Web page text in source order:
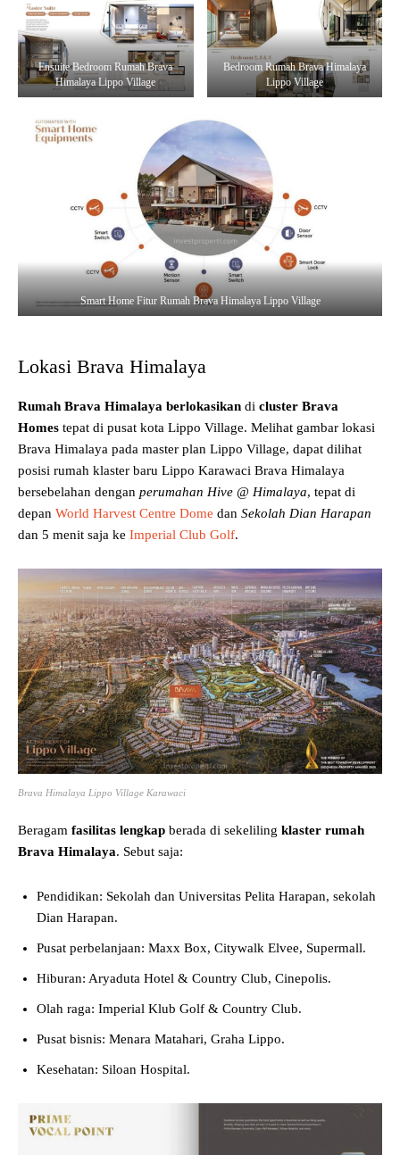
Ensuite Bedroom Rumah Brava
Himalaya Lippo Village
Bedroom Rumah Brava Himalaya
Lippo Village
Smart Home Fitur Rumah Brava Himalaya Lippo Village
Lokasi Brava Himalaya
Rumah Brava Himalaya berlokasikan di cluster Brava
Homes tepat di pusat kota Lippo Village. Melihat gambar lokasi
Brava Himalaya pada master plan Lippo Village, dapat dilihat
posisi rumah klaster baru Lippo Karawaci Brava Himalaya
bersebelahan dengan perumahan Hive @ Himalaya, tepat di
depan World Harvest Centre Dome dan Sekolah Dian Harapan
dan 5 menit saja ke Imperial Club Golf.
Brava Himalaya Lippo Village Karawaci
Beragam fasilitas lengkap berada di sekeliling klaster rumah
Brava Himalaya. Sebut saja:
Pendidikan: Sekolah dan Universitas Pelita Harapan, sekolah
Dian Harapan.
Pusat perbelanjaan: Maxx Box, Citywalk Elvee, Supermall.
Hiburan: Aryaduta Hotel & Country Club, Cinepolis.
Olah raga: Imperial Klub Golf & Country Club.
Pusat bisnis: Menara Matahari, Graha Lippo.
Kesehatan: Siloan Hospital.